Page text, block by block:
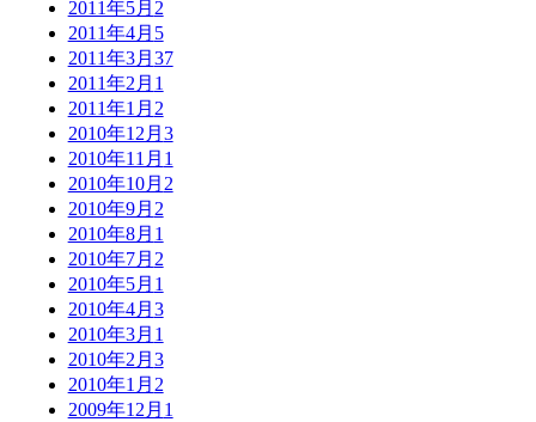
2011年5月 2
2011年4月 5
2011年3月 37
2011年2月 1
2011年1月 2
2010年12月 3
2010年11月 1
2010年10月 2
2010年9月 2
2010年8月 1
2010年7月 2
2010年5月 1
2010年4月 3
2010年3月 1
2010年2月 3
2010年1月 2
2009年12月 1